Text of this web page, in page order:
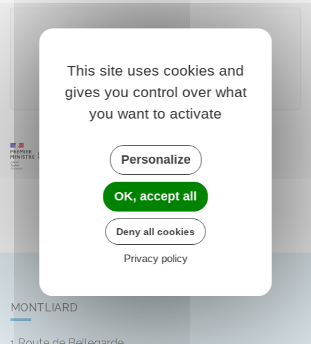
Ministère chargé des transports
MONTLIARD
This site uses cookies and
gives you control over what
you want to activate
Personalize
OK, accept all
Deny all cookies
Privacy policy